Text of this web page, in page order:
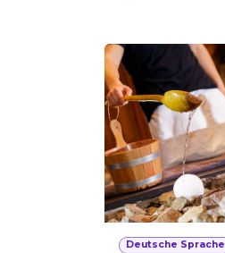
Deutsche Sprache